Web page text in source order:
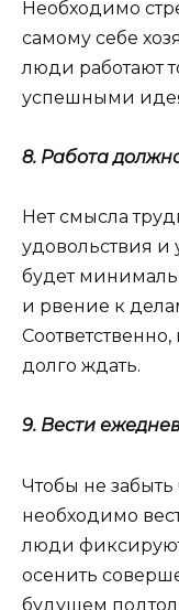
Необходимо
самому себе
люди работают
успешными
8. Работа
Нет смысла
удовольствия и
будет
и рвение к
Соответственно,
долго ждать.
9. Вести
Чтобы не
необходимо
люди
осенить
будущем